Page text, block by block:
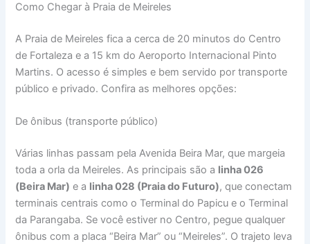
Como Chegar à Praia de Meireles
A Praia de Meireles fica a cerca de 20 minutos do Centro
de Fortaleza e a 15 km do Aeroporto Internacional Pinto
Martins. O acesso é simples e bem servido por transporte
público e privado. Confira as melhores opções:
De ônibus (transporte público)
Várias linhas passam pela Avenida Beira Mar, que margeia
toda a orla da Meireles. As principais são a linha 026
(Beira Mar) e a linha 028 (Praia do Futuro), que conectam
terminais centrais como o Terminal do Papicu e o Terminal
da Parangaba. Se você estiver no Centro, pegue qualquer
ônibus com a placa “Beira Mar” ou “Meireles”. O trajeto leva